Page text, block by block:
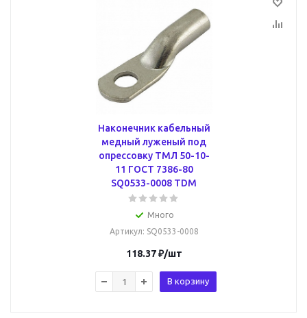
Наконечник кабельный
медный луженый под
опрессовку ТМЛ 50-10-
11 ГОСТ 7386-80
SQ0533-0008 TDM
Много
Артикул: SQ0533-0008
118.37₽/шт
В корзину